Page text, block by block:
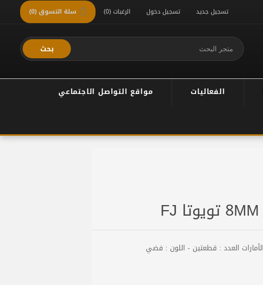
تسجيل جديد تسجيل دخول الرغبات(0) سلة التسوق(0)
بحث
الفعاليات مواقع التواصل الاجتماعي